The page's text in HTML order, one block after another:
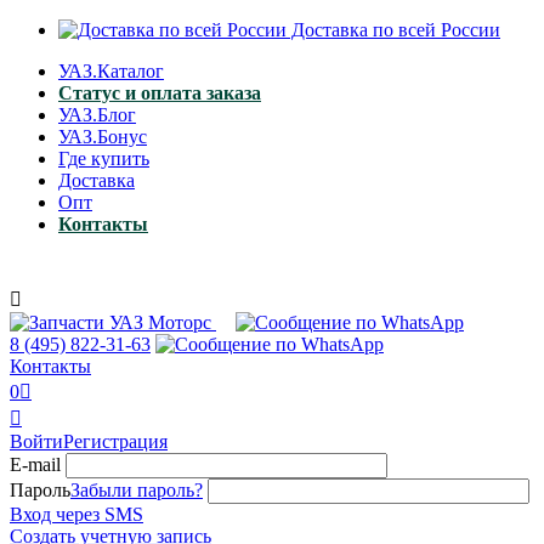
Доставка по всей России
УАЗ.Каталог
Статус и оплата заказа
УАЗ.Блог
УАЗ.Бонус
Где купить
Доставка
Опт
Контакты

8 (495) 822-31-63
Контакты
0

ВойтиРегистрация
E-mail
ПарольЗабыли пароль?
Вход через SMS
Создать учетную запись